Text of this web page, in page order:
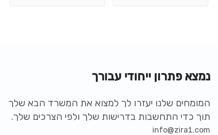
נמצא פתרון ייחודי עבורך
המומחים שלנו יעזרו לך למצוא את המשרד הבא שלך
תוך כדי התחשבות בדרישות שלך ולפי הצרכים שלך.
info@zira1.com